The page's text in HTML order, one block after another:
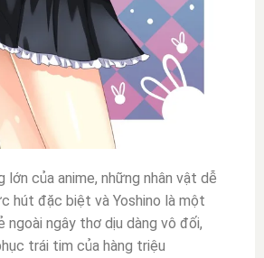
lớn của anime, những nhân vật dễ
hút đặc biệt và Yoshino là một
ngoài ngây thơ dịu dàng vô đối,
trái tim của hàng triệu